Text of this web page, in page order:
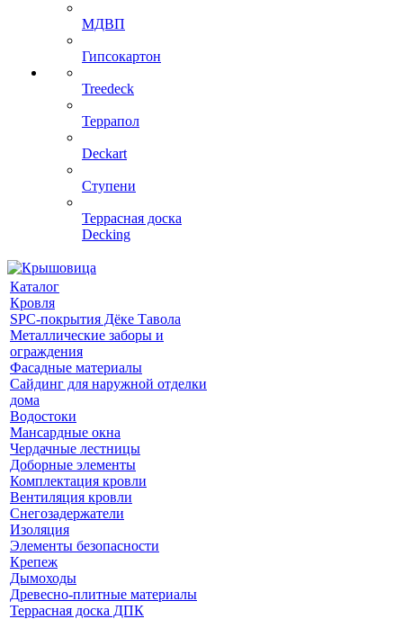
МДВП
Гипсокартон
Treedeck
Террапол
Deckart
Ступени
Террасная доска
Decking
Каталог
Кровля
SPC-покрытия Дёке Тавола
Металлические заборы и
ограждения
Фасадные материалы
Сайдинг для наружной отделки
дома
Водостоки
Мансардные окна
Чердачные лестницы
Доборные элементы
Комплектация кровли
Вентиляция кровли
Снегозадержатели
Изоляция
Элементы безопасности
Крепеж
Дымоходы
Древесно-плитные материалы
Террасная доска ДПК